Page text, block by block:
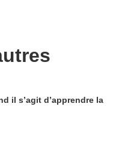
il s’agit d’apprendre la